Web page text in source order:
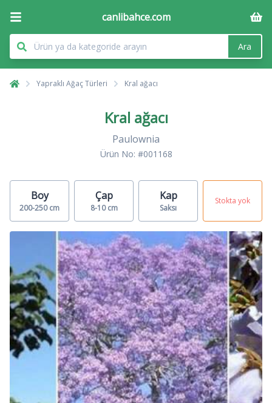
canlibahce.com
Ara
Yapraklı Ağaç Türleri Kral ağacı
Kral ağacı
Paulownia
Ürün No: #001168
Boy
200-250 cm
Çap
8-10 cm
Kap
Saksı
Stokta yok